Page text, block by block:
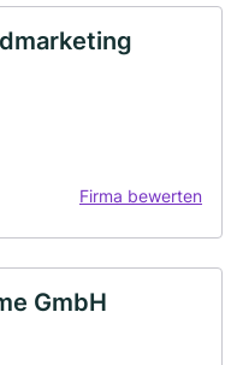
Firma bewerten
GmbH